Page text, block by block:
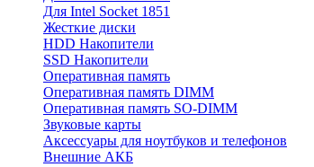
Для Intel Socket 1851
Жесткие диски
HDD Накопители
SSD Накопители
Оперативная память
Оперативная память DIMM
Оперативная память SO-DIMM
Звуковые карты
Аксессуары для ноутбуков и телефонов
Внешние АКБ